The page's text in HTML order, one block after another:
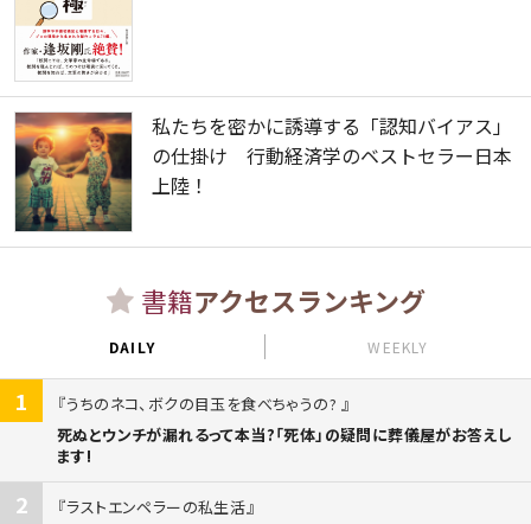
私たちを密かに誘導する「認知バイアス」
の仕掛け 行動経済学のベストセラー日本
上陸！
書籍アクセスランキング
DAILY WEEKLY
1
うちのネコ、ボクの目玉を食べちゃうの?
死ぬとウンチが漏れるって本当?「死体」の疑問に葬儀屋がお答えし
ます!
2
ラストエンペラーの私生活